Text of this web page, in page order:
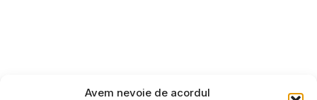
Avem nevoie de acordul